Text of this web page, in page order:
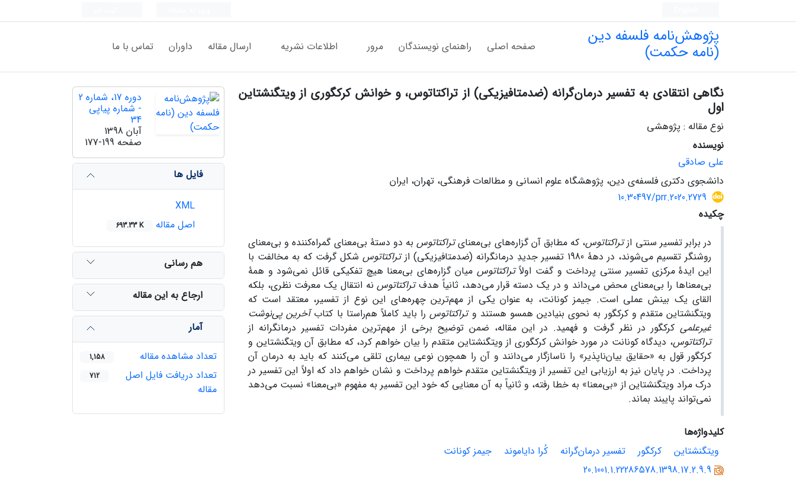
پژوهش‌نامه فلسفه دین
(نامه حکمت) صفحه اصلی راهنمای نویسندگان مرور اطلاعات نشریه ارسال مقاله داوران تماس با ما
نگاهی انتقادی به تفسیر درمان‌گرانه (ضدمتافیزیکی) از تراکتاتوس، و خوانش کرکگوری از ویتگنشتاین
اول
نوع مقاله : پژوهشی
نویسنده
علی صادقی
دانشجوی دکتری فلسفه‌ی دین، پژوهشگاه علوم انسانی و مطالعات فرهنگی، تهران، ایران
10.30497/prr.2020.2729
چکیده
در برابر تفسیر سنتی ازتراکتاتوس، که مطابق آن گزاره‌های بی‌معنایتراکتاتوسبه دو دستۀ بی‌معنای گمراه‌کننده و بی‌معنای
روشنگر تقسیم می‌شوند، در دهۀ 1980 تفسیر جدیدِ درمانگرانه (ضدمتافیزیکی) از
تراکتاتوس شکل گرفت که به مخالفت با
این ایدۀ مرکزی تفسیر سنتی پرداخت و گفت اولاًتراکتاتوس میان گزاره‌های بی‌معنا هیچ تفکیکی قائل نمی‌شود و همۀ
بی‌معناها را بی‌معنای محض می‌داند و در یک دسته قرار می‌دهد، ثانیاً هدفتراکتاتوسنه انتقال یک معرفت نظری، بلکه
القای یک بینش عملی است. جیمز کونانت، به عنوان یکی از مهم‌ترین چهره‌های این نوع از تفسیر، معتقد است که
ویتگنشتاین متقدم و کرکگور به نحوی بنیادین همسو هستند وتراکتاتوسرا باید کاملاً هم‌راستا با کتابآخرین پی‌نوشت
غیرعلمی کرکگور در نظر گرفت و فهمید. در این مقاله، ضمن توضیح برخی از مهم‌ترین مفردات تفسیر درمانگرانه از
تراکتاتوس، دیدگاه کونانت در مورد خوانش کرکگوری از ویتگنشتاین متقدم را بیان خواهم کرد، که مطابق آن ویتگنشتاین و
کرکگور قول به «حقایق بیان‌ناپذیر» را ناسازگار می‌دانند و آن را همچون نوعی بیماری تلقی می‌کنند که باید به درمان آن
پرداخت. در پایان نیز به ارزیابی این تفسیر از ویتگنشتاین متقدم خواهم پرداخت و نشان خواهم داد که اولاً این تفسیر در
درک مراد ویتگنشتاین از «بی‌معنا» به خطا رفته، و ثانیاً به آن معنایی که خود این تفسیر به مفهوم «بی‌معنا» نسبت می‌دهد
نمی‌تواند پایبند بماند.
کلیدواژه‌ها
ویتگنشتاین
کرکگور تفسیر درمان‌گرانه کُرا دایاموند
جیمز کونانت
20.1001.1.22286578.1398.17.2.9.9
دوره 17، شماره 2
- شماره پیاپی
34
آبان 1398
صفحه 177-199
فایل ها
اصل مقاله
693.33 K
هم رسانی
ارجاع به این مقاله
آمار
تعداد مشاهده مقاله
1,158
تعداد دریافت فایل اصل
مقاله
712